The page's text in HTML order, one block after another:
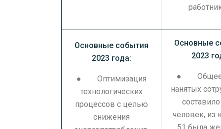
Основные события
2023 года:
● Оптимизация
технологических
процессов с целью
снижения
Основные
2023
● Общее
нанятых
человек, из